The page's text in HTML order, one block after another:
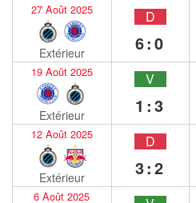
27 Août 2025
Extérieur
D
6:0
19 Août 2025
Extérieur
V
1:3
12 Août 2025
Extérieur
D
3:2
6 Août 2025